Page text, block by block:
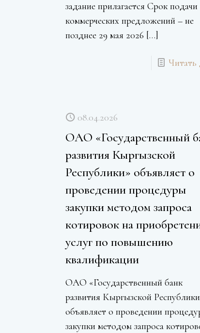
задание прилагается Срок подачи
коммерческих предложений – не
позднее 29 мая 2026 […]
Читать
08.04.2026
ОАО «Государственный
развития Кыргызской
Республики» объявляет о
проведении процедуры
закупки методом запроса
котировок на
услуг по повышению
квалификации
ОАО «Государственный банк
развития Кыргызской
объявляет о проведении
закупки методом запроса